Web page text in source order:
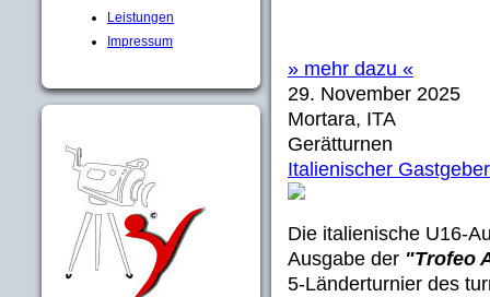
Leistungen
Impressum
» mehr dazu «
29. November 2025
Mortara, ITA
Gerätturnen
Italienischer
Die italienische U16-
Ausgabe der "Trofeo
5-Länderturnier des